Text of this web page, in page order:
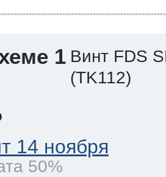
1 Винт FDS
(TK112)
14 ноября
50%